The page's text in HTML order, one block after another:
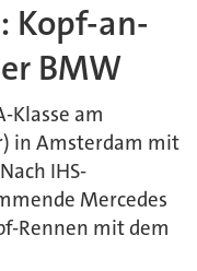
Kopf-an-
BMW
Klasse am
in Amsterdam mit
IHS-
Mercedes
Rennen mit dem